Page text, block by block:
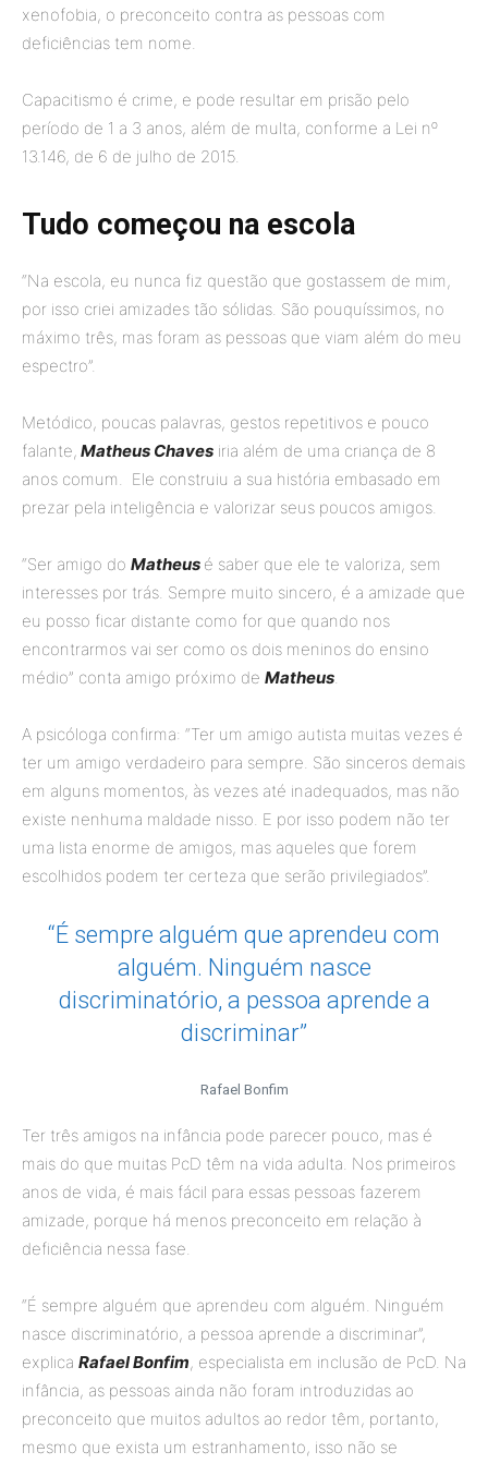
xenofobia, o preconceito contra as pessoas com
deficiências tem nome.
Capacitismo é crime, e pode resultar em prisão pelo
período de 1 a 3 anos, além de multa, conforme a Lei nº
13.146, de 6 de julho de 2015.
Tudo começou na escola
“Na escola, eu nunca fiz questão que gostassem de mim,
por isso criei amizades tão sólidas. São pouquíssimos, no
máximo três, mas foram as pessoas que viam além do meu
espectro”.
Metódico, poucas palavras, gestos repetitivos e pouco
falante, Matheus Chaves iria além de uma criança de 8
anos comum. Ele construiu a sua história embasado em
prezar pela inteligência e valorizar seus poucos amigos.
“Ser amigo do Matheus é saber que ele te valoriza, sem
interesses por trás. Sempre muito sincero, é a amizade que
eu posso ficar distante como for que quando nos
encontrarmos vai ser como os dois meninos do ensino
médio” conta amigo próximo de Matheus
A psicóloga confirma: “Ter um amigo autista muitas vezes é
ter um amigo verdadeiro para sempre. São sinceros demais
em alguns momentos, às vezes até inadequados, mas não
existe nenhuma maldade nisso. E por isso podem não ter
uma lista enorme de amigos, mas aqueles que forem
escolhidos podem ter certeza que serão privilegiados”.
“É sempre alguém que aprendeu com
alguém. Ninguém nasce
discriminatório, a pessoa aprende a
discriminar”
Rafael Bonfim
Ter três amigos na infância pode parecer pouco, mas é
mais do que muitas PcD têm na vida adulta. Nos primeiros
anos de vida, é mais fácil para essas pessoas fazerem
amizade, porque há menos preconceito em relação à
deficiência nessa fase.
“É sempre alguém que aprendeu com alguém. Ninguém
nasce discriminatório, a pessoa aprende a discriminar”,
explica Rafael Bonfim, especialista em inclusão de PcD. Na
infância, as pessoas ainda não foram introduzidas ao
preconceito que muitos adultos ao redor têm, portanto,
mesmo que exista um estranhamento, isso não se